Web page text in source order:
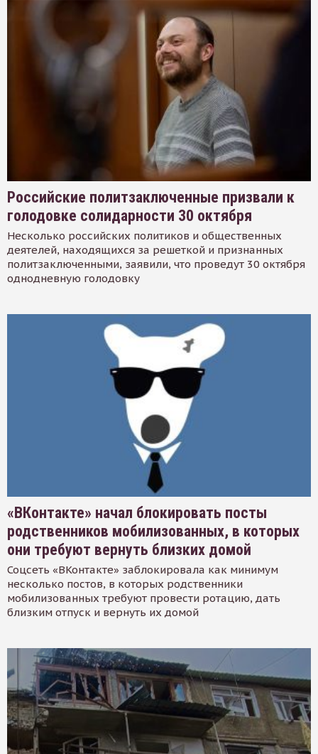
Российские политзаключенные призвали к
голодовке солидарности 30 октября
Несколько российских политиков и общественных
деятелей, находящихся за решеткой и признанных
политзаключенными, заявили, что проведут 30 октября
однодневную голодовку
«ВКонтакте» начал блокировать посты
родственников мобилизованных, в которых
они требуют вернуть близких домой
Соцсеть «ВКонтакте» заблокировала как минимум
несколько постов, в которых родственники
мобилизованных требуют провести ротацию, дать
близким отпуск и вернуть их домой